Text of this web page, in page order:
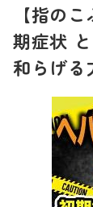
【指の
期症状
和らげる